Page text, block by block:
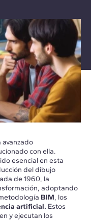
avanzado
con ella.
esencial en esta
del dibujo
de 1960, la
adoptando
BIM, los
artificial. Estos
y ejecutan los